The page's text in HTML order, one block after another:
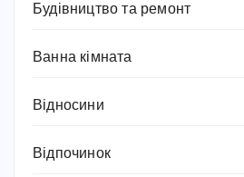
Будівництво та ремонт
Ванна кімната
Відносини
Відпочинок